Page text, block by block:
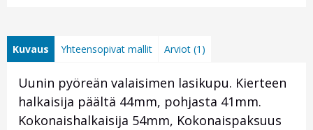
Kuvaus Yhteensopivat mallit Arviot (1)
Uunin pyöreän valaisimen lasikupu. Kierteen
halkaisija päältä 44mm, pohjasta 41mm.
Kokonaishalkaisija 54mm, Kokonaispaksuus